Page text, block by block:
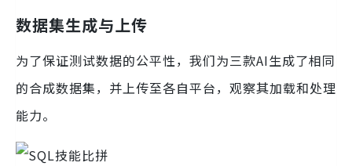
数据集生成与上传
为了保证测试数据的公平性，我们为三款AI生成了相同
的合成数据集，并上传至各自平台，观察其加载和处理
能力。